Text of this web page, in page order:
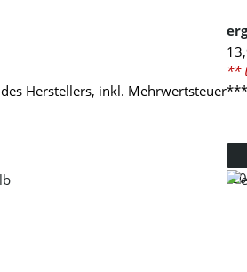
Herstellers, inkl. Mehrwertsteuer
**
-